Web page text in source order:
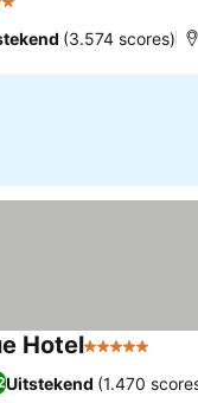
(3.574 scores)
Hotel5 Sterren
Uitstekend (1.470